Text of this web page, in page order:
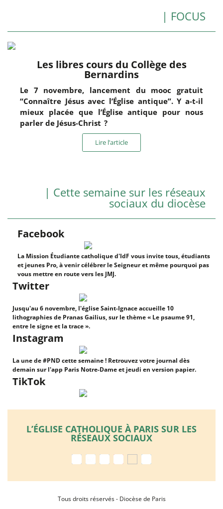
| FOCUS
Les libres cours du Collège des
Bernardins
Le 7 novembre, lancement du mooc gratuit
“Connaître Jésus avec l’Église antique”. Y a-t-il
mieux placée que l’Église antique pour nous
parler de Jésus-Christ ?
Lire l’article
| Cette semaine sur les réseaux
sociaux du diocèse
Facebook
La Mission Étudiante catholique d'IdF vous invite tous, étudiants
et jeunes Pro, à venir célébrer le Seigneur et même pourquoi pas
vous mettre en route vers les JMJ.
Twitter
Jusqu'au 6 novembre, l'église Saint-Ignace accueille 10
lithographies de Pranas Gailius, sur le thème « Le psaume 91,
entre le signe et la trace ».
Instagram
La une de #PND cette semaine ! Retrouvez votre journal dès
demain sur l'app Paris Notre-Dame et jeudi en version papier.
TikTok
L’ÉGLISE CATHOLIQUE À PARIS SUR LES
RÉSEAUX SOCIAUX
Tous droits réservés - Diocèse de Paris